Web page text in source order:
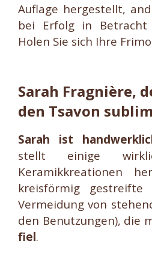
Auflage hergestellt,
bei Erfolg in Betracht
Holen Sie sich Ihre
Sarah Fragnière,
den Tsavon
Sarah ist
stellt einige
Keramikkreationen
kreisförmig gestreifte
Vermeidung von
den Benutzungen), die
fiel.